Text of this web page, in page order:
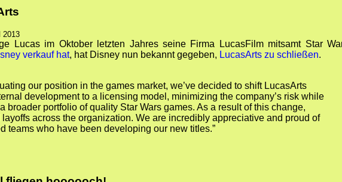
2013
Lucas im Oktober letzten Jahres seine Firma LucasFilm mitsamt Star
verkauf hat, hat Disney nun bekannt gegeben, LucasArts zu schließen.
our position in the games market, we’ve decided to shift LucasArts
development to a licensing model, minimizing the company’s risk while
broader portfolio of quality Star Wars games. As a result of this change,
layoffs across the organization. We are incredibly appreciative and proud of
teams who have been developing our new titles.”